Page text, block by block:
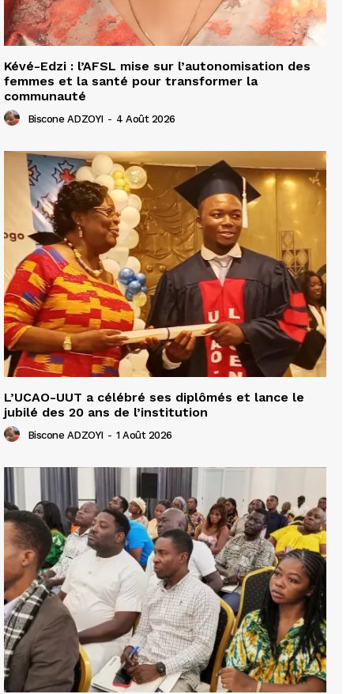
Kévé-Edzi : l’AFSL mise sur l’autonomisation des
femmes et la santé pour transformer la
communauté
Biscone ADZOYI - 4 Août 2026
L’UCAO-UUT a célébré ses diplômés et lance le
jubilé des 20 ans de l’institution
Biscone ADZOYI - 1 Août 2026